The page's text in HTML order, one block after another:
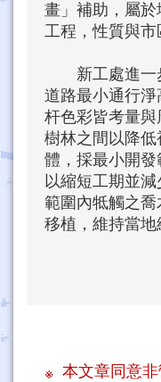
畫」補助，屬
工程，性質與市
新工處進一
道路最小通行
杆色彩皆考量
樹林之間以降
體，採最小開發
以縮短工期並
範圍內牴觸之
移植，維持當地
本文章同意